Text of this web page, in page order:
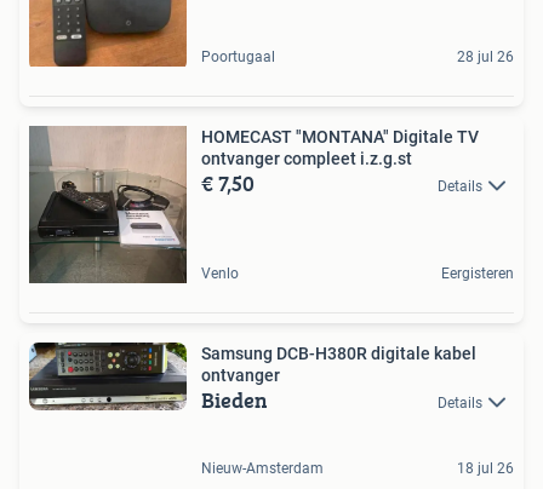
Poortugaal 28 jul 26
HOMECAST "MONTANA" Digitale TV
ontvanger compleet i.z.g.st
€ 7,50 Details
Venlo Eergisteren
Samsung DCB-H380R digitale kabel
ontvanger
Bieden Details
Nieuw-Amsterdam 18 jul 26